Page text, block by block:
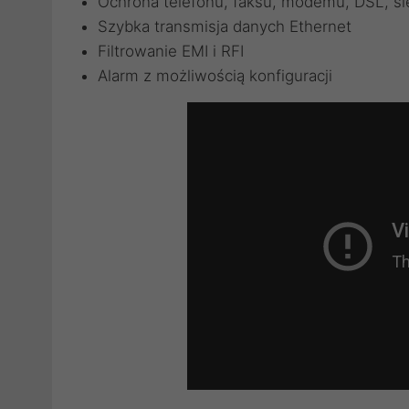
Szybka transmisja danych Ethernet
Filtrowanie EMI i RFI
Alarm z możliwością konfiguracji